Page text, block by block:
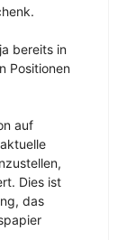
bereits in
Positionen
auf
Dies ist
das